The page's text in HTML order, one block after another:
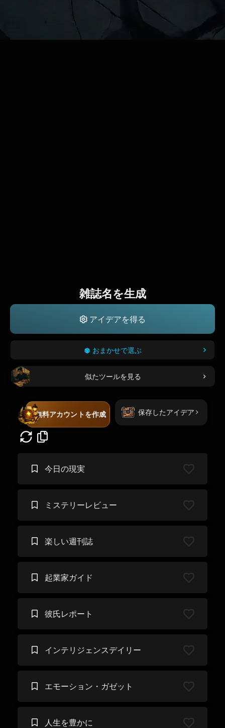
雑誌名を生成
アイデアを得る
おまかせで選ぶ
似たツールを見る
無料アカウントを作成 保存したアイデア
今日の現実
ミステリーレビュー
楽しい週刊誌
起業家ガイド
彼氏レポート
インテリジェンスデイリー
エモーション・ガゼット
人生を豊かに